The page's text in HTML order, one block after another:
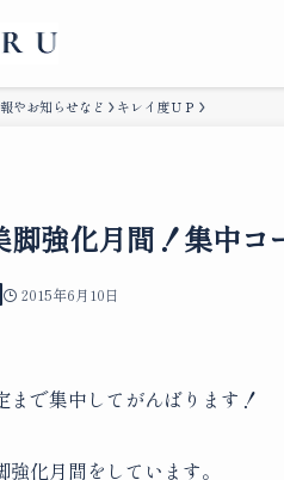
やお知らせなど キレイ度ＵＰ
脚強化月間！集中コ
2015年6月10日
まで集中してがんばります！
強化月間をしています。